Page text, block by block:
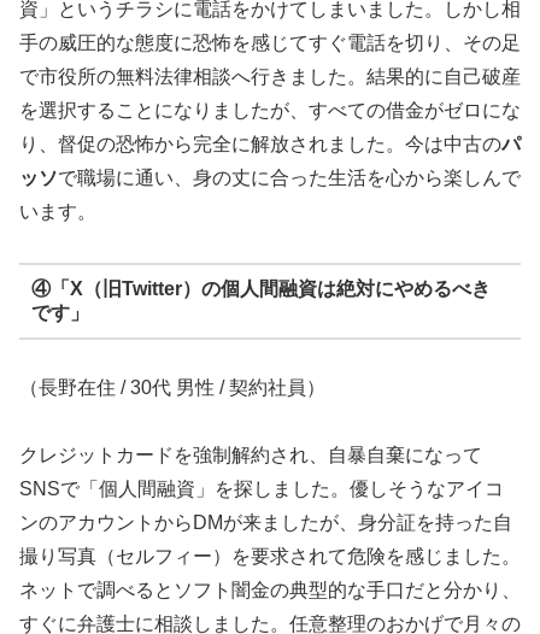
資」というチラシに電話をかけてしまいました。しかし相
手の威圧的な態度に恐怖を感じてすぐ電話を切り、その足
で市役所の無料法律相談へ行きました。結果的に自己破産
を選択することになりましたが、すべての借金がゼロにな
り、督促の恐怖から完全に解放されました。今は中古のパ
ッソで職場に通い、身の丈に合った生活を心から楽しんで
います。
④「X（旧Twitter）の個人間融資は絶対にやめるべき
です」
（長野在住 / 30代 男性 / 契約社員）
クレジットカードを強制解約され、自暴自棄になって
SNSで「個人間融資」を探しました。優しそうなアイコ
ンのアカウントからDMが来ましたが、身分証を持った自
撮り写真（セルフィー）を要求されて危険を感じました。
ネットで調べるとソフト闇金の典型的な手口だと分かり、
すぐに弁護士に相談しました。任意整理のおかげで月々の